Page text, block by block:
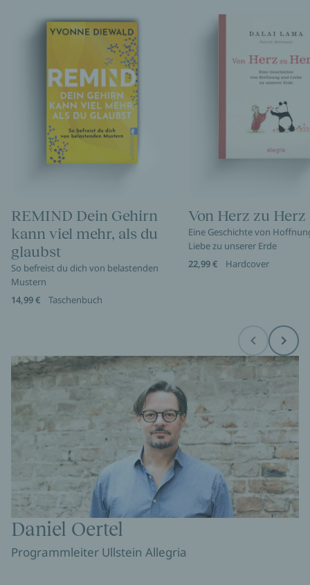
REMIND Dein Gehirn
kann viel mehr, als du
glaubst
So befreist du dich von belastenden
Mustern
14,99 €
Taschenbuch
Von Herz zu Herz
Eine Geschichte von
Liebe zu unserer Erde
22,99 €
Hardcover
Before Next
Daniel Oertel
Programmleiter Ullstein Allegria